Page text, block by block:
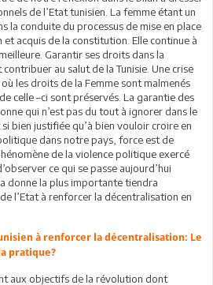
de l’Etat tunisien. La femme étant un
la conduite du processus de mise en place
acquis de la constitution. Elle continue à
Garantir ses droits dans la
au salut de la Tunisie. Une crise
les droits de la Femme sont malmenés
celle –ci sont préservés. La garantie des
qui n’est pas du tout à ignorer dans le
bien justifiée qu’à bien vouloir croire en
dans notre pays, force est de
de la violence politique exercé
ce qui se passe aujourd’hui
donne la plus importante tiendra
l’Etat à renforcer la décentralisation en
à renforcer la décentralisation: Le
pratique?
aux objectifs de la révolution dont